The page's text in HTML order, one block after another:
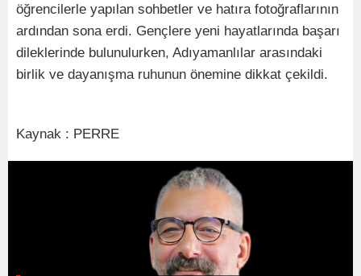
öğrencilerle yapılan sohbetler ve hatıra fotoğraflarının
ardından sona erdi. Gençlere yeni hayatlarında başarı
dileklerinde bulunulurken, Adıyamanlılar arasındaki
birlik ve dayanışma ruhunun önemine dikkat çekildi.
Kaynak : PERRE